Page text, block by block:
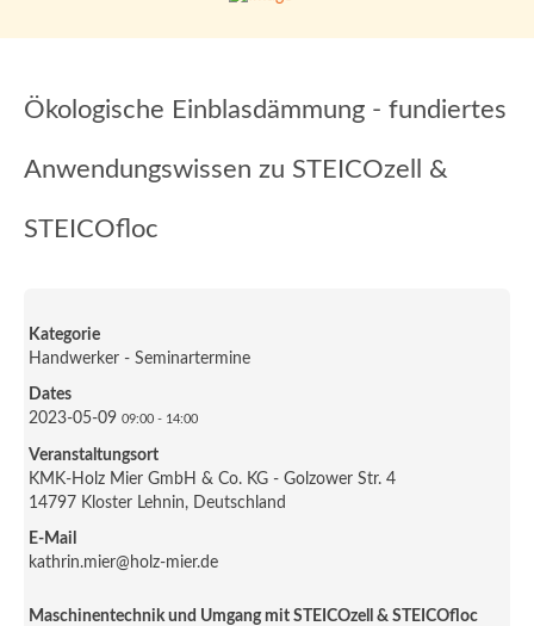
Ökologische Einblasdämmung - fundiertes
Anwendungswissen zu STEICOzell &
STEICOfloc
Kategorie
Handwerker - Seminartermine
Dates
2023-05-09 09:00 - 14:00
Veranstaltungsort
KMK-Holz Mier GmbH & Co. KG - Golzower Str. 4
14797 Kloster Lehnin, Deutschland
E-Mail
kathrin.mier@holz-mier.de
Maschinentechnik und Umgang mit STEICOzell & STEICOfloc